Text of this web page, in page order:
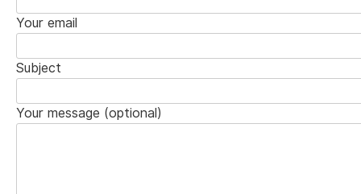
Your email
Subject
Your message (optional)